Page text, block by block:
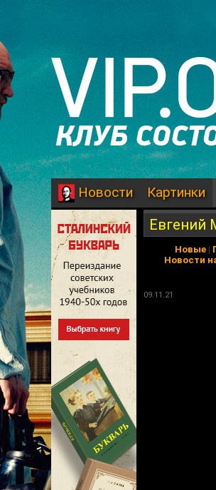
Новости Картинки
Евгений
Новые |
Новости
09.11.21